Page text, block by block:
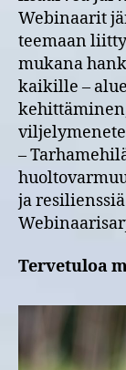
Webinaarit
teemaan
mukana
kaikille –
–
ja
Tervetuloa